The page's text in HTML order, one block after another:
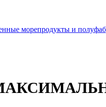
морепродукты и